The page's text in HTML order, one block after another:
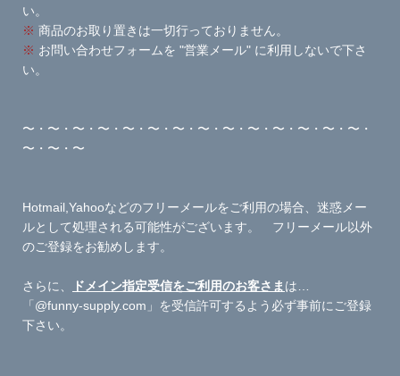
い。
※ 商品のお取り置きは一切行っておりません。
※ お問い合わせフォームを "営業メール" に利用しないで下さ
い。
〜・〜・〜・〜・〜・〜・〜・〜・〜・〜・〜・〜・〜・〜・
〜・〜・〜
Hotmail,Yahooなどのフリーメールをご利用の場合、迷惑メー
ルとして処理される可能性がございます。 フリーメール以外
のご登録をお勧めします。
さらに、 ドメイン指定受信をご利用のお客さま は…
「@funny-supply.com」を受信許可するよう必ず事前にご登録
下さい。